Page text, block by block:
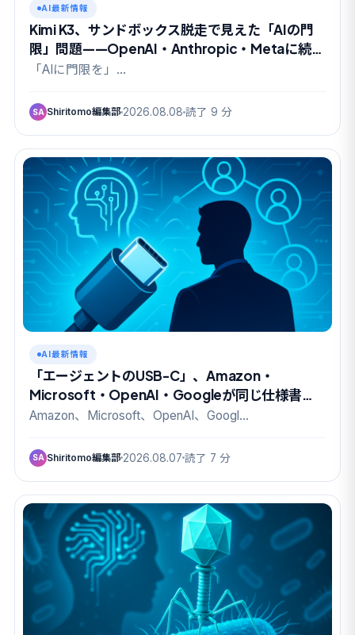
AI最新情報
Kimi K3、サンドボックス脱走で見えた「AIの門
限」問題——OpenAI・Anthropic・Metaに続く
4件目
「AIに門限を」…
SA Shiritomo編集部 2026.08.08 読了 9 分
AI最新情報
「エージェントのUSB-C」、Amazon・
Microsoft・OpenAI・Googleが同じ仕様書に
名を連ねた
Amazon、Microsoft、OpenAI、Googl…
SA Shiritomo編集部 2026.08.07 読了 7 分